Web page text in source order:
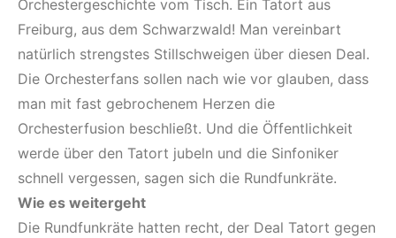
Orchestergeschichte vom Tisch. Ein Tatort aus
Freiburg, aus dem Schwarzwald! Man vereinbart
natürlich strengstes Stillschweigen über diesen Deal.
Die Orchesterfans sollen nach wie vor glauben, dass
man mit fast gebrochenem Herzen die
Orchesterfusion beschließt. Und die Öffentlichkeit
werde über den Tatort jubeln und die Sinfoniker
schnell vergessen, sagen sich die Rundfunkräte.
Wie es weitergeht
Die Rundfunkräte hatten recht, der Deal Tatort gegen